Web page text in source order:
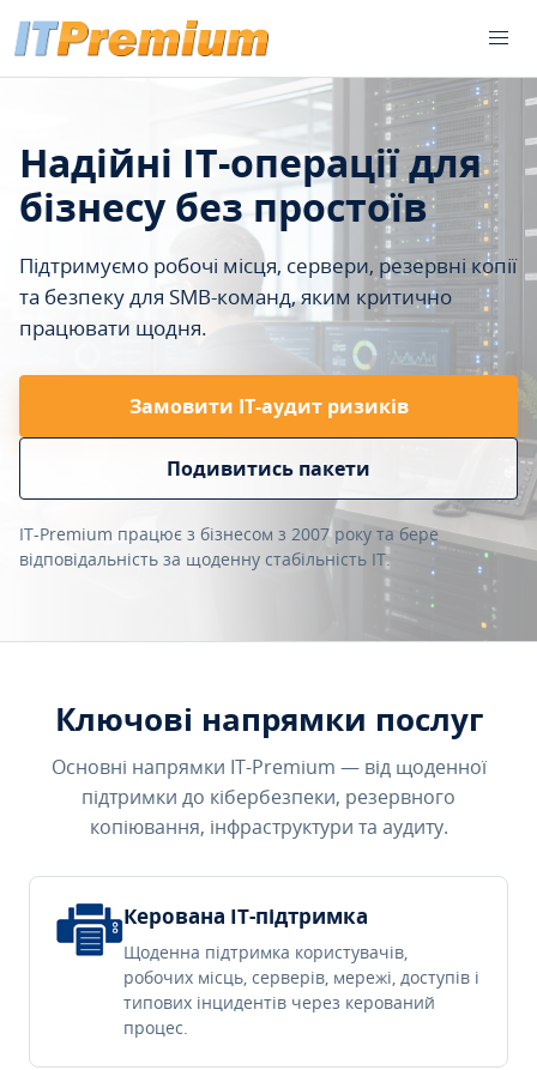
Надійні IT-операції для
бізнесу без простоїв
Підтримуємо робочі місця, сервери, резервні копії
та безпеку для SMB-команд, яким критично
працювати щодня.
Замовити ІТ-аудит ризиків
Подивитись пакети
IT-Premium працює з бізнесом з 2007 року та бере
відповідальність за щоденну стабільність IT.
Ключові напрямки послуг
Основні напрямки IT-Premium — від щоденної
підтримки до кібербезпеки, резервного
копіювання, інфраструктури та аудиту.
Керована IT-підтримка
Щоденна підтримка користувачів,
робочих місць, серверів, мережі, доступів і
типових інцидентів через керований
процес.